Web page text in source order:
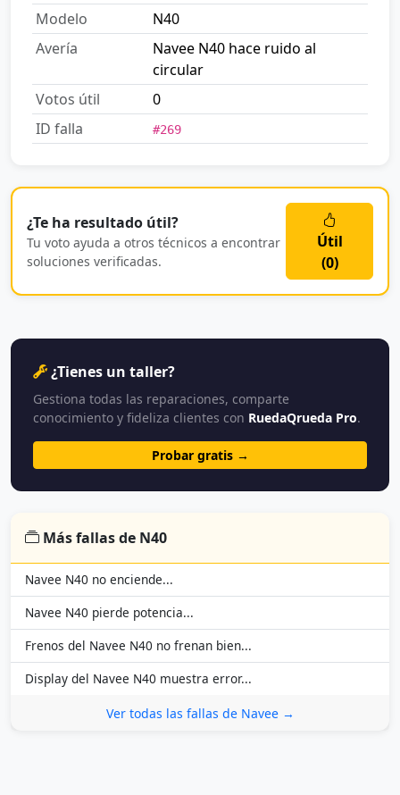
Modelo
N40
Avería
Navee N40 hace ruido al
circular
Votos útil
0
ID falla
#269
¿Te ha resultado útil?
Tu voto ayuda a otros técnicos a encontrar
soluciones verificadas.
Útil
(0)
¿Tienes un taller?
Gestiona todas las reparaciones, comparte
conocimiento y fideliza clientes con RuedaQrueda Pro.
Probar gratis →
Más fallas de N40
Navee N40 no enciende...
Navee N40 pierde potencia...
Frenos del Navee N40 no frenan bien...
Display del Navee N40 muestra error...
Ver todas las fallas de Navee →